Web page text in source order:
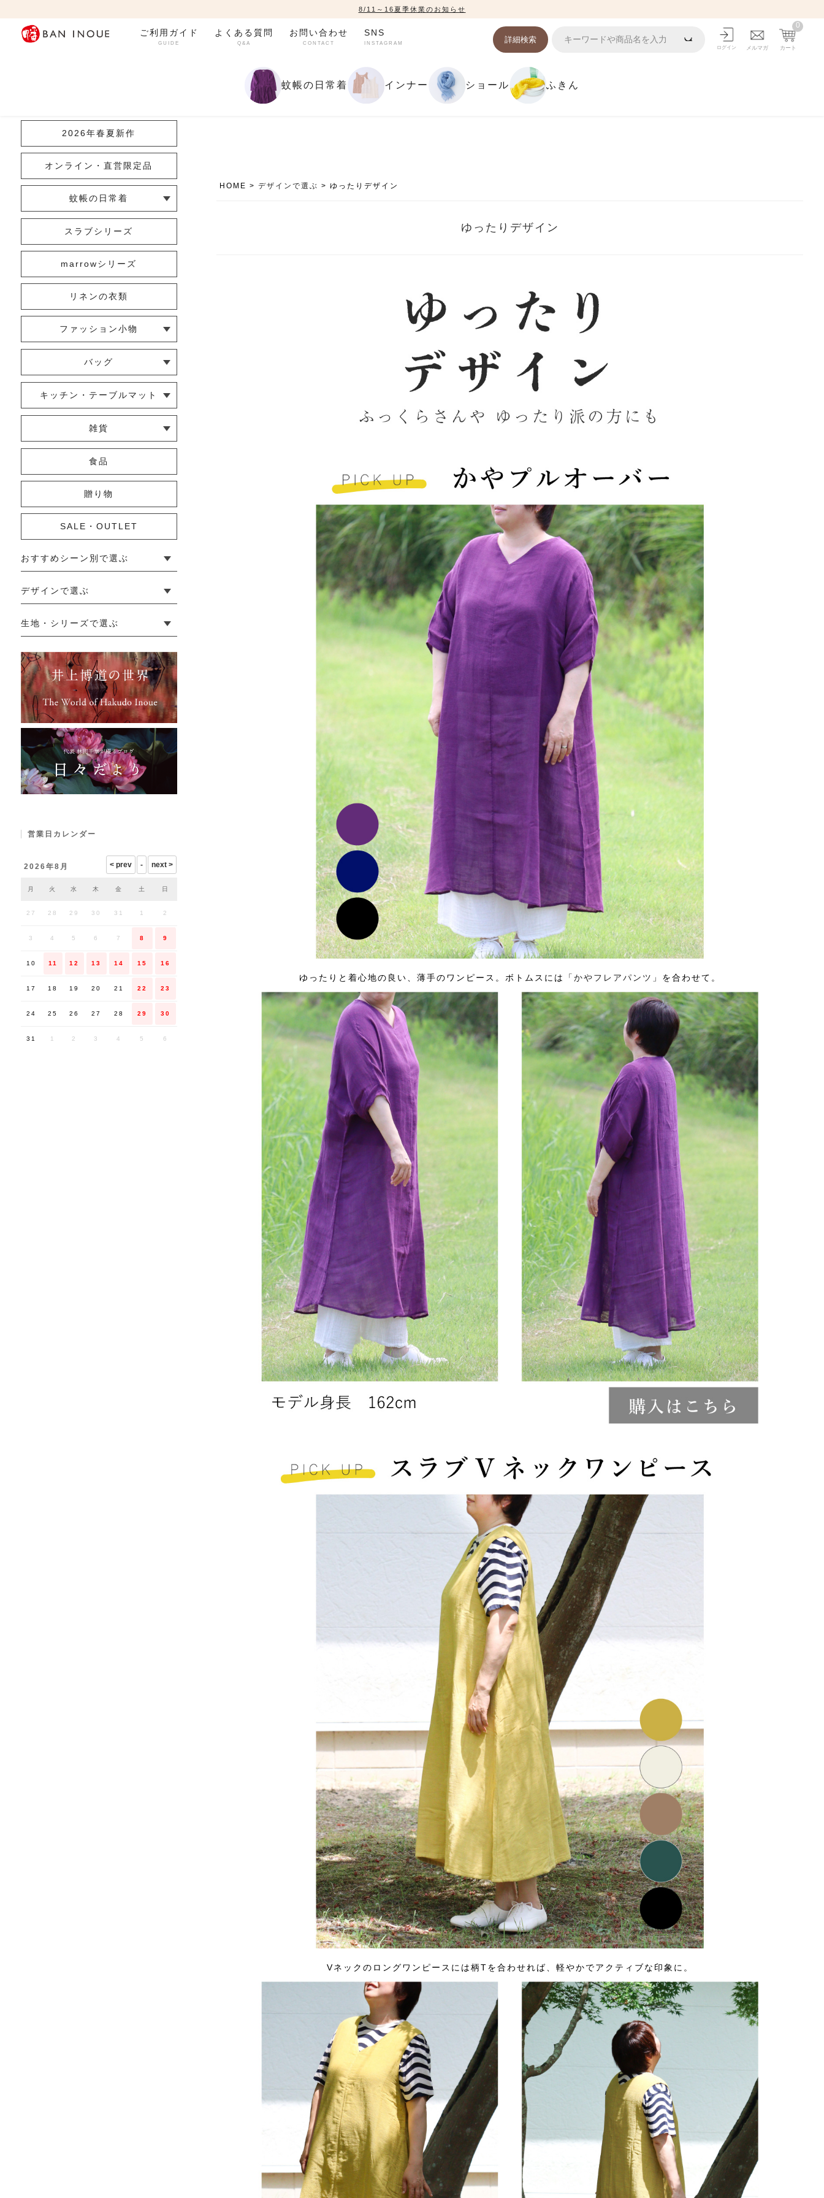
8/11～16夏季休業のお知らせ
ご利用ガイド
GUIDE
よくある質問
Q&A
お問い合わせ
CONTACT
SNS
INSTAGRAM 詳細検索
ログイン メルマガ
0
カート
蚊帳の日常着 インナー ショール ふきん
HOME デザインで選ぶ ゆったりデザイン
ゆったりデザイン
ゆったりと着心地の良い、薄手のワンピース。ボトムスには「 かやフレアパンツ 」を合わせて。
Vネックのロングワンピースには柄Tを合わせれば、軽やかでアクティブな印象に。
2026年春夏新作
オンライン・直営限定品
蚊帳の日常着
└ インナー
└ トップス
└ ワンピース
└ スカート
└ 羽織りもの
└ キッズ・ベビースラブシリーズ
marrowシリーズ
リネンの衣類
ファッション小物
└ ショール・ストール
└ 靴下・アームカバー
バッグ
└ ポシェット・ショルダーバッグ
└ トートバッグ
└ 巾着バッグ
キッチン・テーブルマット
└ 蚊帳のふきん
└ かっぽう着・エプロン
└ その他キッチン小物
└ ランチョンマット・プレースマ
ット
└ テーブルランナー・テーブルセ
ンター
雑貨
└ タオル・ハンカチ
食品
贈り物
SALE・OUTLET
おすすめシーン別で選ぶ
└ 新生活
└ 和装
└ 旅行
└ 快眠
└ お祝い
デザインで選ぶ
└ ゆったりデザイン
└ 小柄さんにおすすめデザイン
└ 袖付きデザイン
└ メンズ・ユニセックスデザイン
└ 暮らしの黒色特集
生地・シリーズで選ぶ
└ 手紬手織り麻
└ 先染め麻
└ からみ織
└ グレーズリネン
└ 綿麻帆布
└ リネンツイード
└ リネンハンプ
└ ざっくり麻
└ オーガニックの蚊帳
└ かやキノミシリーズ
└ ふちどりシリーズ
└ 花紋シリーズ
└ 小紋シリーズ
└ 華わびシリーズ
└ 波ステッチシリーズ
└ あゆみ鹿シリーズ
└ 森の鹿シリーズ
└ まほろばシリーズ
└ 刺し子渦シリーズ
└ 革の水玉シリーズ
└ 新ビオシリーズ
営業日カレンダー
2026年8月
月 火 水 木 金 土 日
27 28 29 30 31 1 2
3 4 5 6 7 8 9
10 11 12 13 14 15 16
17 18 19 20 21 22 23
24 25 26 27 28 29 30
31 1 2 3 4 5 6